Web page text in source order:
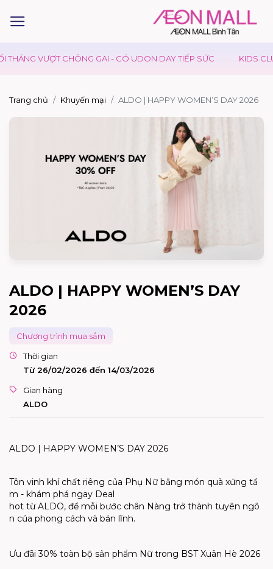
VƯỢT CHÔNG GAI - CÓ UDON DAY TIẾP SỨC KIDS
Trang chủ Khuyến mại ALDO | HAPPY WOMEN’S DAY 2026
ALDO | HAPPY WOMEN’S DAY
2026
Chương trình mua sắm
Thời gian
Từ 26/02/2026 đến 14/03/2026
Gian hàng
ALDO
ALDO | HAPPY WOMEN’S DAY 2026
Tôn vinh khí chất riêng của Phụ Nữ bằng món quà xứng tầ
m - khám phá ngay Deal
hot từ ALDO, để mỗi bước chân Nàng trở thành tuyên ngô
n của phong cách và bản lĩnh.
Ưu đãi 30% toàn bộ sản phẩm Nữ trong BST Xuân Hè 2026